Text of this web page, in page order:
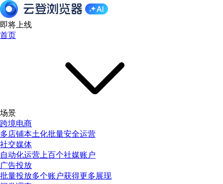
即将上线
首页
场景
跨境电商
多店铺本土化批量安全运营
社交媒体
自动化运营上百个社媒账户
广告投放
批量投放多个账户获得更多展现